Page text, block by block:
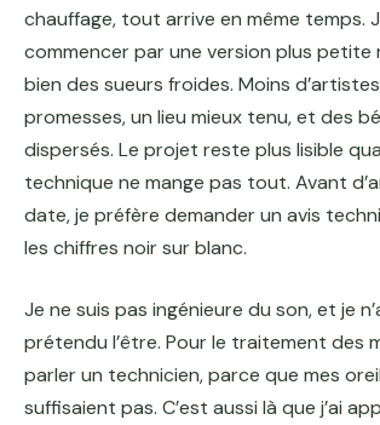
chauffage, tout arrive en même temps.
commencer par une version plus petite
bien des sueurs froides. Moins
promesses, un lieu mieux tenu, et des
dispersés. Le projet reste plus lisible
technique ne mange pas tout. Avant
date, je préfère demander un avis
les chiffres noir sur blanc.
Je ne suis pas ingénieure du son, et je
prétendu l’être. Pour le traitement des
parler un technicien, parce que mes
suffisaient pas. C’est aussi là que j’ai